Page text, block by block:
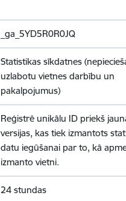
_ga_5YD5R0R0JQ
Statistikas sīkdatnes
uzlabotu vietnes darbību un
pakalpojumus)
Reģistrē unikālu ID priekš
versijas, kas tiek izmantots
datu iegūšanai par to, kā
izmanto vietni.
24 stundas